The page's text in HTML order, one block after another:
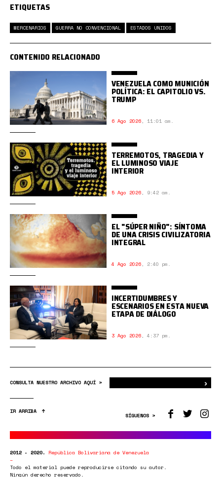
ETIQUETAS
MERCENARIOS GUERRA NO CONVENCIONAL ESTADOS UNIDOS
CONTENIDO RELACIONADO
VENEZUELA COMO MUNICIÓN
POLÍTICA: EL CAPITOLIO VS.
TRUMP
6 Ago 2026, 11:01 am.
TERREMOTOS, TRAGEDIA Y
EL LUMINOSO VIAJE
INTERIOR
5 Ago 2026, 9:42 am.
EL "SÚPER NIÑO": SÍNTOMA
DE UNA CRISIS CIVILIZATORIA
INTEGRAL
4 Ago 2026, 2:40 pm.
INCERTIDUMBRES Y
ESCENARIOS EN ESTA NUEVA
ETAPA DE DIÁLOGO
3 Ago 2026, 4:37 pm.
CONSULTA NUESTRO ARCHIVO AQUÍ > ›
IR ARRIBA
SÍGUENOS >
2012 - 2020. República Bolivariana de Venezuela
Todo el material puede reproducirse citando su autor.
Ningún derecho reservado.